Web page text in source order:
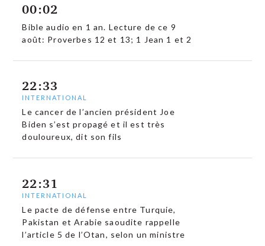
00:02
Bible audio en 1 an. Lecture de ce 9
août: Proverbes 12 et 13; 1 Jean 1 et 2
22:33
INTERNATIONAL
Le cancer de l’ancien président Joe
Biden s’est propagé et il est très
douloureux, dit son fils
22:31
INTERNATIONAL
Le pacte de défense entre Turquie,
Pakistan et Arabie saoudite rappelle
l’article 5 de l’Otan, selon un ministre